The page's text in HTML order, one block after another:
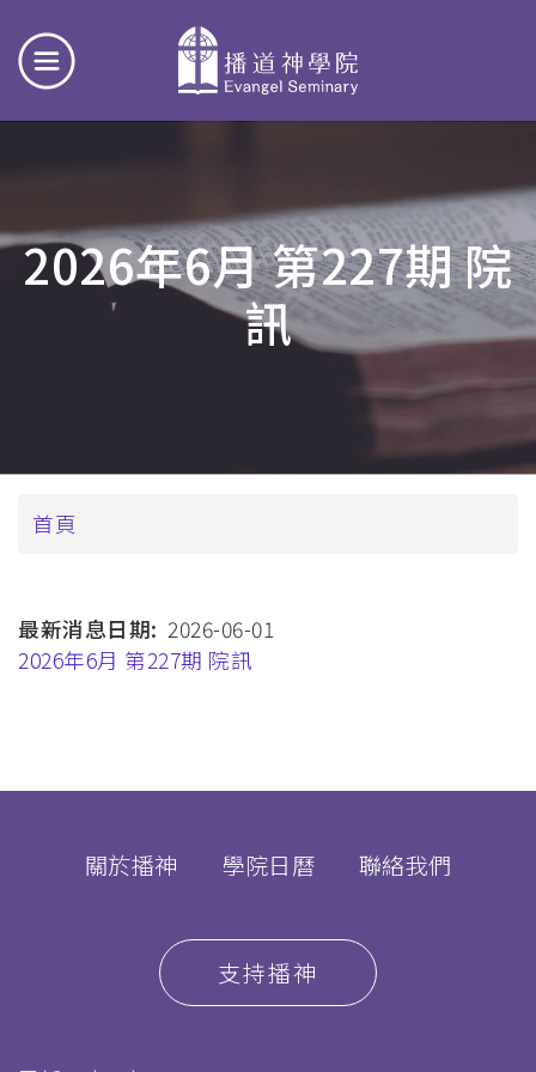
2026年6月 第227期 院
訊
導
連
結
首頁
最新消息日期
2026-06-01
2026年6月 第227期 院訊
關於播神 學院日曆 聯絡我們
支持播神